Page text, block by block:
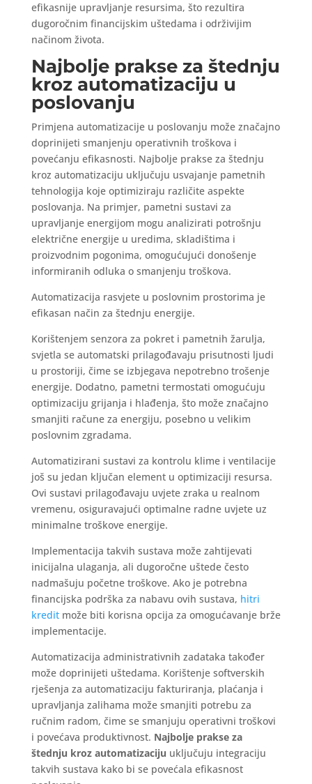
efikasnije upravljanje resursima, što rezultira
dugoročnim financijskim uštedama i održivijim
načinom života.
Najbolje prakse za štednju
kroz automatizaciju u
poslovanju
Primjena automatizacije u poslovanju može značajno
doprinijeti smanjenju operativnih troškova i
povećanju efikasnosti. Najbolje prakse za štednju
kroz automatizaciju uključuju usvajanje pametnih
tehnologija koje optimiziraju različite aspekte
poslovanja. Na primjer, pametni sustavi za
upravljanje energijom mogu analizirati potrošnju
električne energije u uredima, skladištima i
proizvodnim pogonima, omogućujući donošenje
informiranih odluka o smanjenju troškova.
Automatizacija rasvjete u poslovnim prostorima je
efikasan način za štednju energije.
Korištenjem senzora za pokret i pametnih žarulja,
svjetla se automatski prilagođavaju prisutnosti ljudi
u prostoriji, čime se izbjegava nepotrebno trošenje
energije. Dodatno, pametni termostati omogućuju
optimizaciju grijanja i hlađenja, što može značajno
smanjiti račune za energiju, posebno u velikim
poslovnim zgradama.
Automatizirani sustavi za kontrolu klime i ventilacije
još su jedan ključan element u optimizaciji resursa.
Ovi sustavi prilagođavaju uvjete zraka u realnom
vremenu, osiguravajući optimalne radne uvjete uz
minimalne troškove energije.
Implementacija takvih sustava može zahtijevati
inicijalna ulaganja, ali dugoročne uštede često
nadmašuju početne troškove. Ako je potrebna
financijska podrška za nabavu ovih sustava, hitri
kreditmože biti korisna opcija za omogućavanje brže
implementacije.
Automatizacija administrativnih zadataka također
može doprinijeti uštedama. Korištenje softverskih
rješenja za automatizaciju fakturiranja, plaćanja i
upravljanja zalihama može smanjiti potrebu za
ručnim radom, čime se smanjuju operativni troškovi
i povećava produktivnost. Najbolje prakse za
štednju kroz automatizaciju uključuju integraciju
takvih sustava kako bi se povećala efikasnost